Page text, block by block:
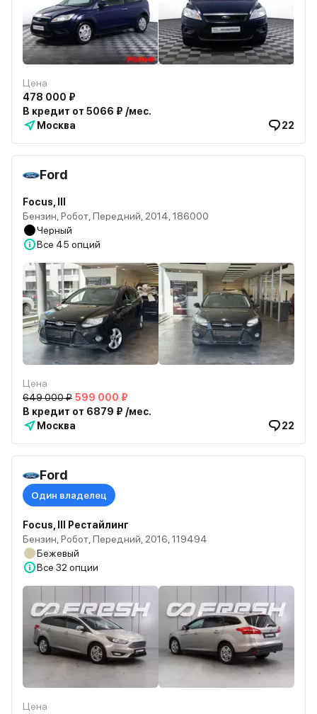
Цена
478 000 ₽
В кредит от 5066 ₽ /мес.
Москва
22
Ford
Focus, III
Бензин, Робот, Передний, 2014, 186000
Черный
Все 45 опций
Цена
649 000 ₽ 599 000 ₽
В кредит от 6879 ₽ /мес.
Москва
22
Ford
Один владелец
Focus, III Рестайлинг
Бензин, Робот, Передний, 2016, 119494
Бежевый
Все 32 опции
Цена